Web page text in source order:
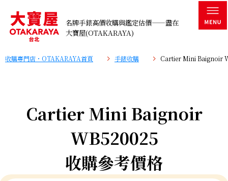
名牌手錶高價收購與鑑定估價——盡在
大寶屋(OTAKARAYA)
收購專門店・OTAKARAYA首頁 手錶收購 Cartier Mini Baignoir
Cartier Mini Baignoir
WB520025
收購參考價格